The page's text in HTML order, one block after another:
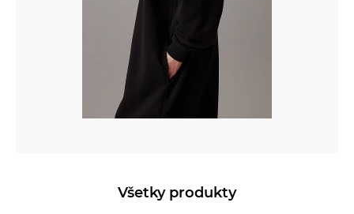
Všetky produkty